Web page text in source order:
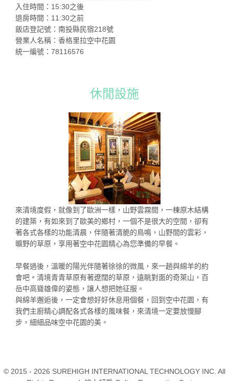
入住時間：15:30之後
退房時間：11:30之前
飯店登記號：南投縣民宿218號
營業人名稱：香格里拉空中花園
統一編號：78116576
休閒設施
來清境度假，就像到了歐洲一樣，山野雲霧間，一棟原木結構
的建築，有如來到了歐美的鄉村，一個不是很大的空間，卻有
著各式各樣的功能清晨，伴隨著清脆的鳥鳴，山野間的雲彩，
曠野的草原，享用著空中花園精心為您準備的早餐。
早餐過後，溫暖的陽光伴隨著徐徐的微風，來一趟與綿羊的約
會吧。清境青青草原有著遼闊的草原，遠眺對面的奇萊山，百
岳中高聳雄偉的姿態，讓人想把她征服。
與綿羊邂逅後，一定會想好好休息用個餐，回到空中花園，有
我們主廚精心調配各式各樣的風味餐，來清境一定要放慢腳
步，細細品味空中花園的美。
© 2015 - 2026 SUREHIGH INTERNATIONAL TECHNOLOGY INC. All